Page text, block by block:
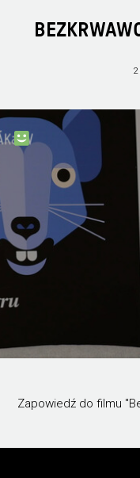
Zapowiedź do filmu